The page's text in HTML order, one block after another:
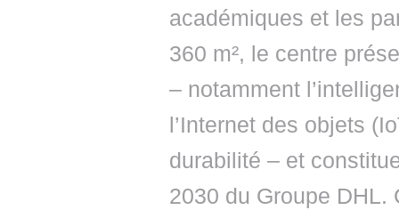
académiques et les
360 m², le centre
– notamment
l’Internet des objets
durabilité – et
2030 du Groupe DHL.